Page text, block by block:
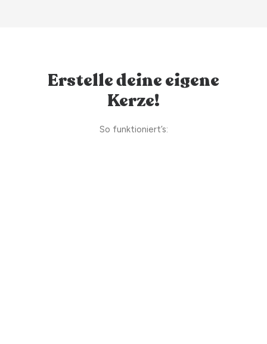
Erstelle deine eigene
Kerze!
So funktioniert’s: